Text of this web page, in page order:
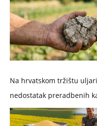
Na hrvatskom tržištu
nedostatak preradbenih